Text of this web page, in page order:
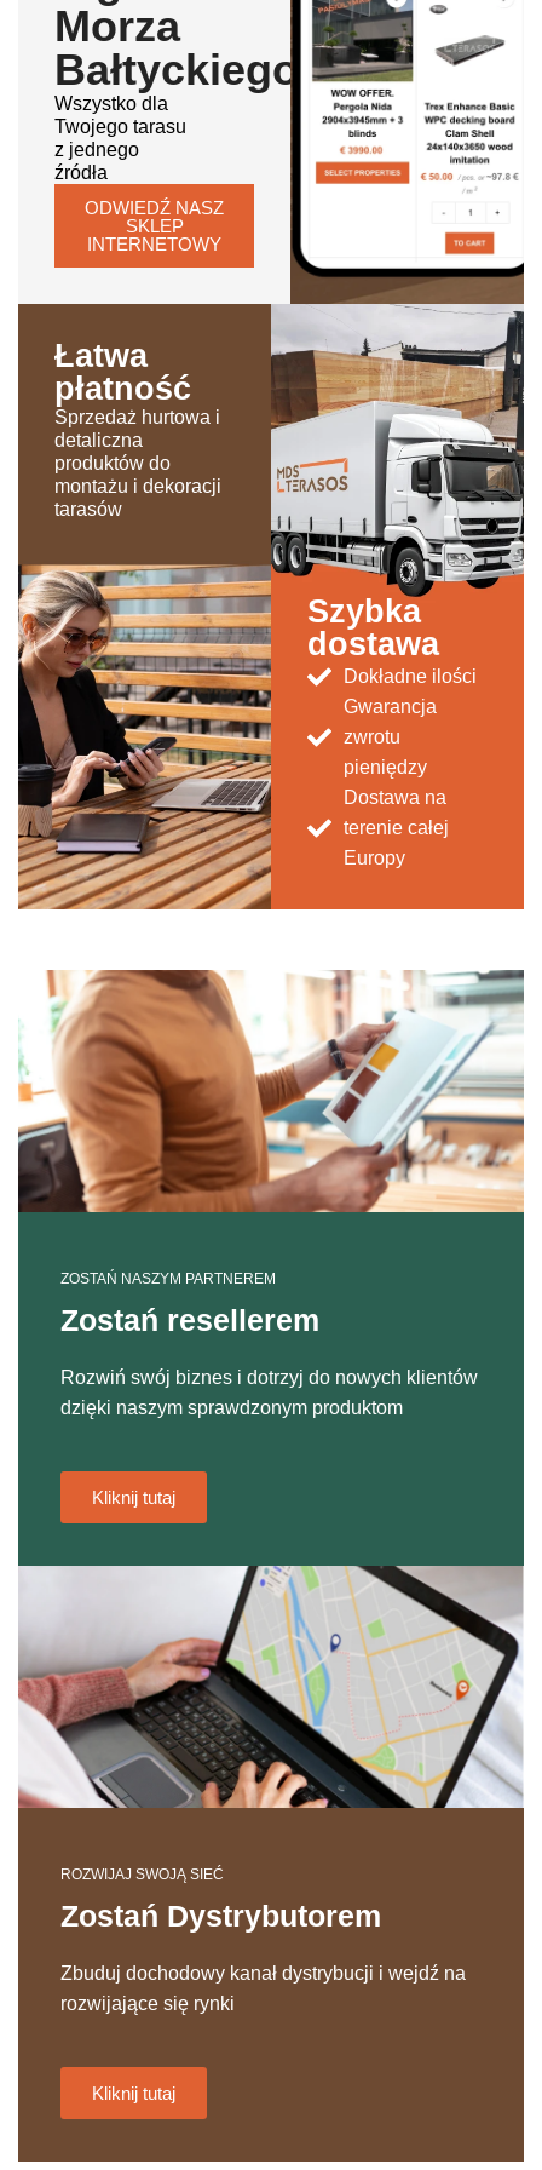
Morza
Bałtyckiego
Wszystko dla
Twojego tarasu
z jednego
źródła
ODWIEDŹ NASZ
SKLEP
INTERNETOWY
Łatwa
płatność
Sprzedaż hurtowa i
detaliczna
produktów do
montażu i dekoracji
tarasów
Szybka
dostawa
Dokładne ilości
Gwarancja
zwrotu
pieniędzy
Dostawa na
terenie całej
Europy
ZOSTAŃ NASZYM PARTNEREM
Zostań resellerem
Rozwiń swój biznes i dotrzyj do nowych klientów
dzięki naszym sprawdzonym produktom
Kliknij tutaj
ROZWIJAJ SWOJĄ SIEĆ
Zostań Dystrybutorem
Zbuduj dochodowy kanał dystrybucji i wejdź na
rozwijające się rynki
Kliknij tutaj